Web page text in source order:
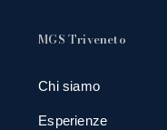
MGS Triveneto
Chi siamo
Esperienze